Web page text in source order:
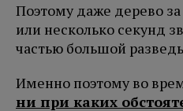
Поэтому даже дерево
или несколько секунд
частью большой
Именно поэтому во
ни при каких